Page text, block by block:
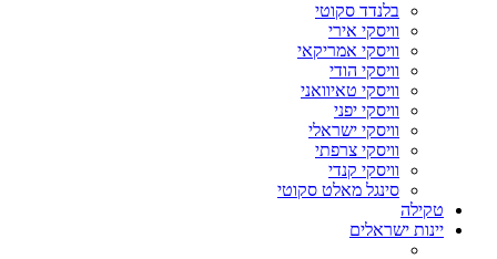
בלנדד סקוטי
וויסקי אירי
וויסקי אמריקאי
וויסקי הודי
וויסקי טאיוואני
וויסקי יפני
וויסקי ישראלי
וויסקי צרפתי
וויסקי קנדי
סינגל מאלט סקוטי
טקילה
יינות ישראלים